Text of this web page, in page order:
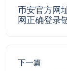
币安官方网
网正确登录
下一篇